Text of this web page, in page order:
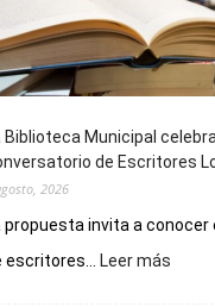
Biblioteca Municipal
de Escritores
2026
propuesta invita a
escritores...
Leer más